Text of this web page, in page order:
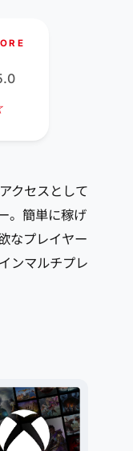
クセスとして
。簡単に稼げ
なプレイヤー
ンマルチプレ